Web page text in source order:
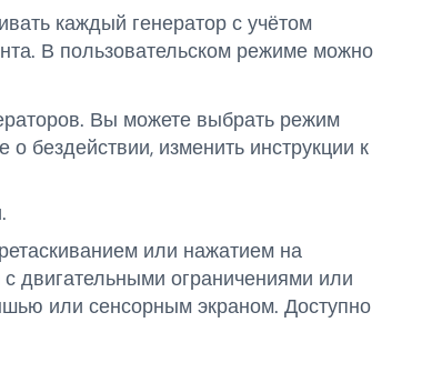
каждый генератор с учётом
В пользовательском режиме можно
Вы можете выбрать режим
бездействии, изменить инструкции к
или нажатием на
двигательными ограничениями или
или сенсорным экраном. Доступно